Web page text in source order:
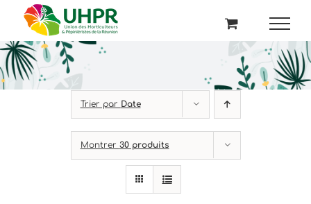
Passer
contenu
Trier par Date
Montrer 30 produits